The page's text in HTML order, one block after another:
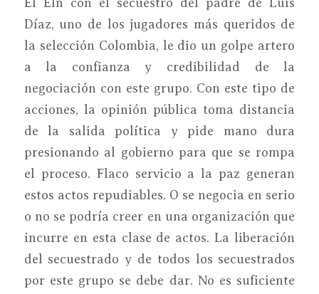
El Eln con el secuestro del padre de Luis
Díaz, uno de los jugadores más queridos de
la selección Colombia, le dio un golpe artero
a la confianza y credibilidad de la
negociación con este grupo. Con este tipo de
acciones, la opinión pública toma distancia
de la salida política y pide mano dura
presionando al gobierno para que se rompa
el proceso. Flaco servicio a la paz generan
estos actos repudiables. O se negocia en serio
o no se podría creer en una organización que
incurre en esta clase de actos. La liberación
del secuestrado y de todos los secuestrados
por este grupo se debe dar. No es suficiente